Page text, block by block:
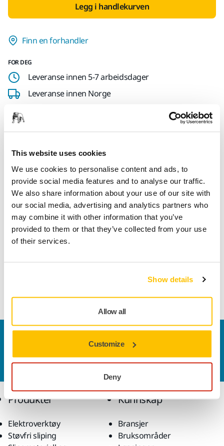
This website uses cookies
We use cookies to personalise content and ads, to
provide social media features and to analyse our traffic.
We also share information about your use of our site with
our social media, advertising and analytics partners who
may combine it with other information that you’ve
provided to them or that they’ve collected from your use
of their services.
Show details
Allow all
Customize
Deny
Legg i handlekurven
Finn en forhandler
FOR DEG
Leveranse innen 5-7 arbeidsdager
Leveranse innen Norge
Tekniske detaljer
Lengde 1 mm
, så svarer støtteteamet
vårt på spørsmålene dine.
Produkter
Elektroverktøy
Støvfri sliping
Kunnskap
Bransjer
Bruksområder